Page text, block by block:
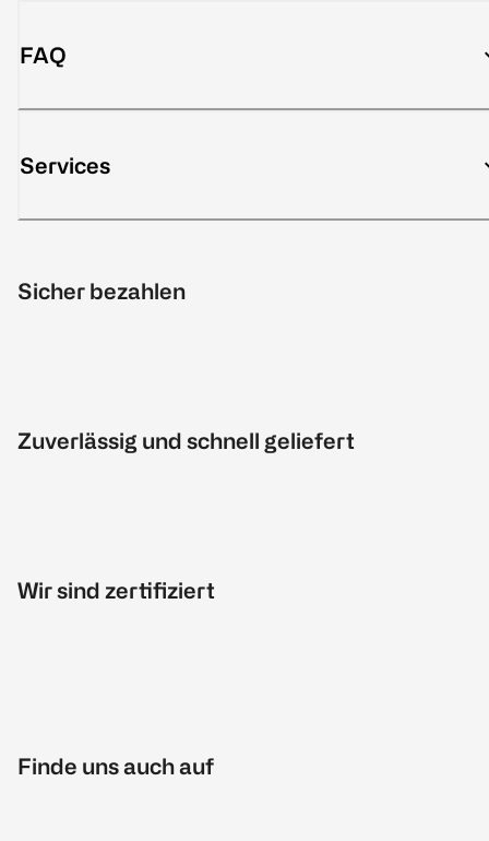
FAQ
Services
Sicher bezahlen
Zuverlässig und schnell geliefert
Wir sind zertifiziert
Finde uns auch auf